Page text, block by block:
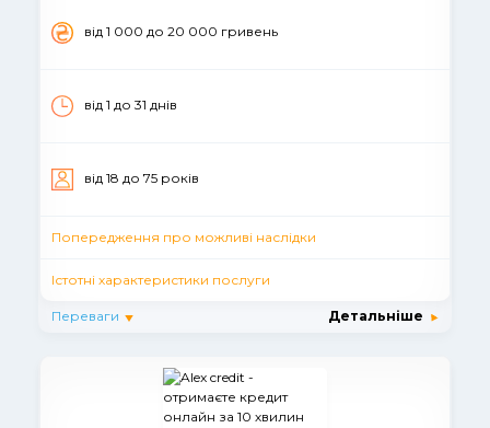
вiд 1 000 до 20 000 гривень
від 1 до 31 днiв
вiд 18 до 75 рокiв
Попередження про можливі наслідки
Істотні характеристики послуги
Переваги Детальніше